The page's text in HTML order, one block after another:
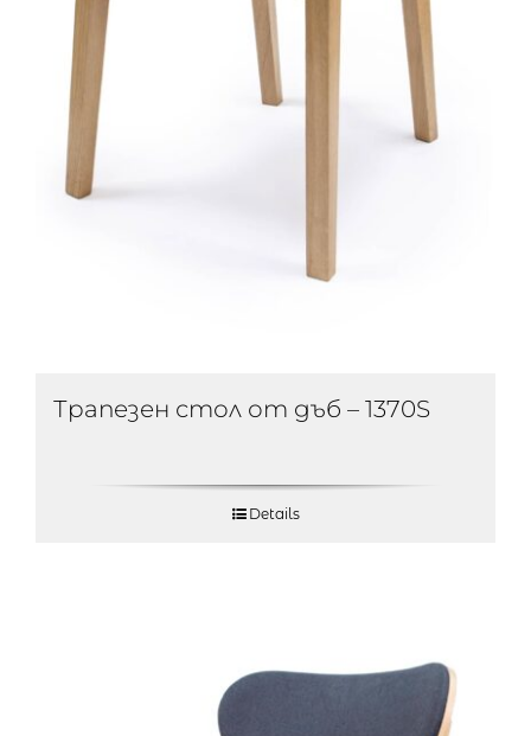
Трапезен стол от дъб – 1370S
Details